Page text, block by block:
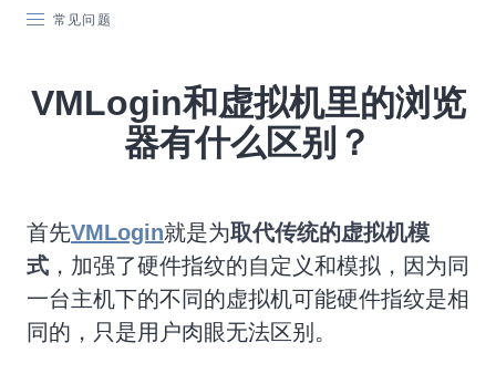
常见问题
VMLogin和虚拟机里的浏览
器有什么区别？
首先VMLogin就是为取代传统的虚拟机模
式 ，加强了硬件指纹的自定义和模拟，因为同
一台主机下的不同的虚拟机可能硬件指纹是相
同的，只是用户肉眼无法区别。